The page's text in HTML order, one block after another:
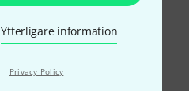
Ytterligare information
Privacy Policy